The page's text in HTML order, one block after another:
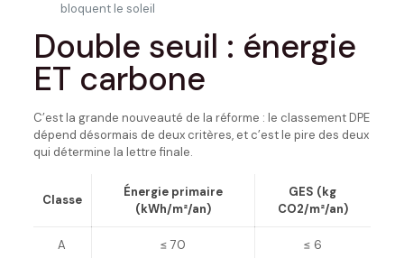
bloquent le soleil
Double seuil : énergie
ET carbone
C’est la grande nouveauté de la réforme : le classement DPE
dépend désormais de deux critères, et c’est le pire des deux
qui détermine la lettre finale.
Classe
Énergie primaire
(kWh/m²/an)
GES (kg
CO2/m²/an)
A ≤ 70 ≤ 6